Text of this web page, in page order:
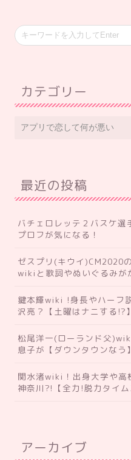
カテゴリー
最近の投稿
バチェロレッテ２バスケ
プロフが気になる！
ゼスプリ(キウイ)CM2020
wikiと歌詞やぬいぐるみが
鍵本輝wiki !身長やハーフ
沢亮？【土曜はナニする!?】
松尾洋一(ローランド父
息子が【ダウンタウンなう
関水渚wiki！出身大学や高
神奈川?!【全力!脱力タイム
アーカイブ